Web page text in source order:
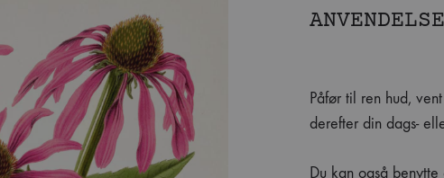
ANVENDELSE
Påfør til ren hud,
derefter din dags-
Du kan også